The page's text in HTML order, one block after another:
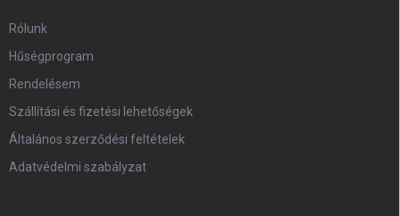
Rólunk
Hűségprogram
Rendelésem
Szállítási és fizetési lehetőségek
Általános szerződési feltételek
Adatvédelmi szabályzat